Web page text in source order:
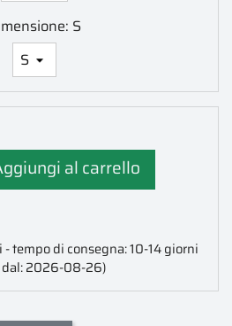
S
al carrello
tempo di consegna: 10-14 giorni
2026-08-26)